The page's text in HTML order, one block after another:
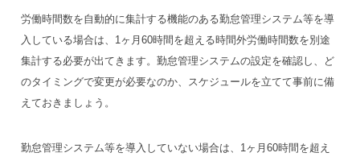
労働時間数を自動的に集計する機能のある勤怠管理システム等を導
入している場合は、1ヶ月60時間を超える時間外労働時間数を別途
集計する必要が出てきます。勤怠管理システムの設定を確認し、ど
のタイミングで変更が必要なのか、スケジュールを立てて事前に備
えておきましょう。
勤怠管理システム等を導入していない場合は、1ヶ月60時間を超え